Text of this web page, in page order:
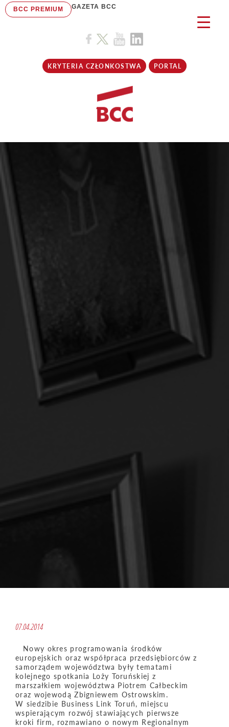
BCC PREMIUM GAZETA BCC
KRYTERIA CZŁONKOSTWA PORTAL
07.04.2014
Nowy okres programowania środków
europejskich oraz współpraca przedsiębiorców z
samorządem województwa były tematami
kolejnego spotkania Loży Toruńskiej z
marszałkiem województwa Piotrem Całbeckim
oraz wojewodą Zbigniewem Ostrowskim.
W siedzibie Business Link Toruń, miejscu
wspierającym rozwój stawiających pierwsze
kroki firm, rozmawiano o nowym Regionalnym